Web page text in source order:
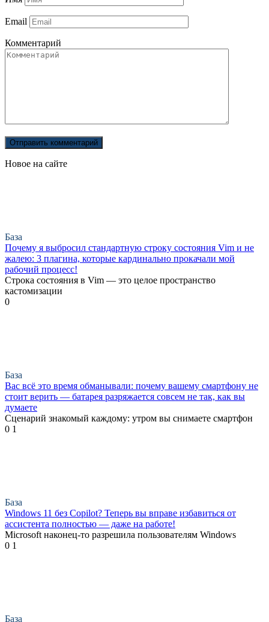
Email
Комментарий
Новое на сайте
База
Почему я выбросил стандартную строку состояния Vim и не
жалею: 3 плагина, которые кардинально прокачали мой
рабочий процесс!
Строка состояния в Vim — это целое пространство
кастомизации
0
База
Вас всё это время обманывали: почему вашему смартфону не
стоит верить — батарея разряжается совсем не так, как вы
думаете
Сценарий знакомый каждому: утром вы снимаете смартфон
0 1
База
Windows 11 без Copilot? Теперь вы вправе избавиться от
ассистента полностью — даже на работе!
Microsoft наконец-то разрешила пользователям Windows
0 1
База